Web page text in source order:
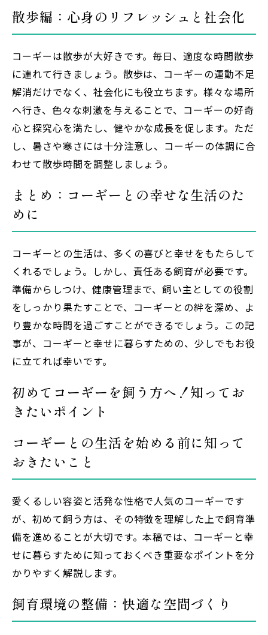
散歩編：心身のリフレッシュと社会化
コーギーは散歩が大好きです。毎日、適度な時間散歩
に連れて行きましょう。散歩は、コーギーの運動不足
解消だけでなく、社会化にも役立ちます。様々な場所
へ行き、色々な刺激を与えることで、コーギーの好奇
心と探究心を満たし、健やかな成長を促します。ただ
し、暑さや寒さには十分注意し、コーギーの体調に合
わせて散歩時間を調整しましょう。
まとめ：コーギーとの幸せな生活のた
めに
コーギーとの生活は、多くの喜びと幸せをもたらして
くれるでしょう。しかし、責任ある飼育が必要です。
準備からしつけ、健康管理まで、飼い主としての役割
をしっかり果たすことで、コーギーとの絆を深め、よ
り豊かな時間を過ごすことができるでしょう。この記
事が、コーギーと幸せに暮らすための、少しでもお役
に立てれば幸いです。
初めてコーギーを飼う方へ！知ってお
きたいポイント
コーギーとの生活を始める前に知って
おきたいこと
愛くるしい容姿と活発な性格で人気のコーギーです
が、初めて飼う方は、その特徴を理解した上で飼育準
備を進めることが大切です。本稿では、コーギーと幸
せに暮らすために知っておくべき重要なポイントを分
かりやすく解説します。
飼育環境の整備：快適な空間づくり